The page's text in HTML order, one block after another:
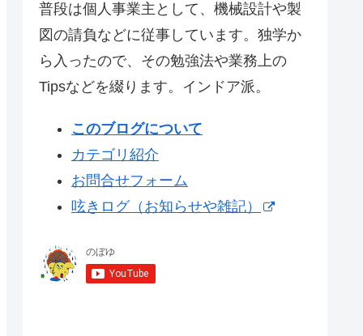
普段は個人事業主として、機械設計や製
図の請負などに従事しています。独学か
ら入ったので、その勉強法や業務上の
Tipsなどを綴ります。インドア派。
このブログについて
カテゴリ紹介
お問合せフォーム
呟きログ（お知らせや雑記）